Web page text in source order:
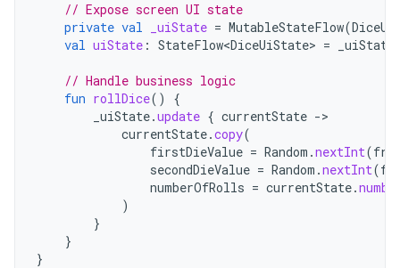
// Expose screen UI state
private val _uiState = MutableStateFlow(
val uiState : StateFlow<DiceUiState> = _uiState
// Handle business logic
fun rollDice()
{
_uiState.update { currentState -
currentState.copy(
firstDieValue = Random .nextInt(
secondDieValue = Random .nextInt(
numberOfRolls = currentState.
)
}
}
}